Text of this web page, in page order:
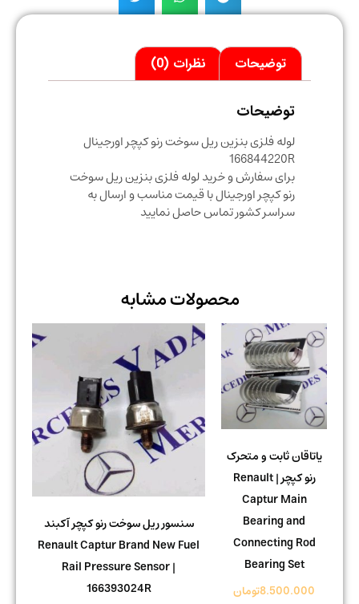
توضیحات نظرات (0)
توضیحات
لوله فلزی بنزین ریل سوخت رنو کپچر اورجینال
166844220R
برای سفارش و خرید لوله فلزی بنزین ریل سوخت
رنو کپچر اورجینال با قیمت مناسب و ارسال به
سراسر کشور تماس حاصل نمایید
محصولات مشابه
یاتاقان ثابت و متحرک
رنو کپچر | Renault
Captur Main
Bearing and
Connecting Rod
Bearing Set
8.500.000تومان
سنسور ریل سوخت رنو کپچر آکبند
Renault Captur Brand New Fuel
Rail Pressure Sensor |
166393024R